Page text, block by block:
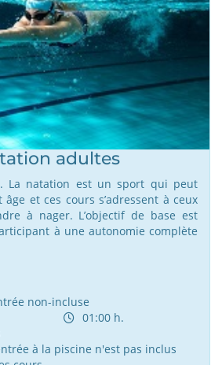
adultes
La natation est un sport qui peut
et ces cours s’adressent à ceux
à nager. L’objectif de base est
à une autonomie complète
non-incluse
01:00 h.
à la piscine n'est pas inclus